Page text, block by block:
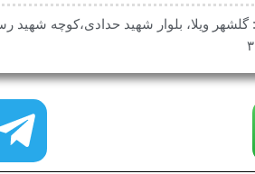
ویلا، بلوار شهید حدادی،کوچه شهید